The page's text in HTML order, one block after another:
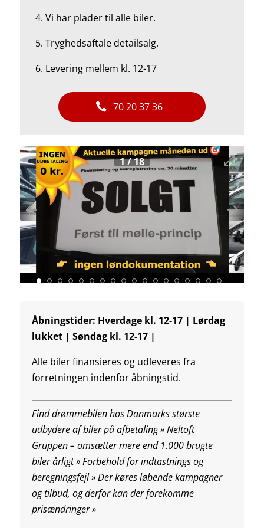
1/18
Åbningstider: Hverdage kl. 12-17 | Lørdag
lukket | Søndag kl. 12-17 |
Alle biler finansieres og udleveres fra
forretningen indenfor åbningstid.
Find drømmebilen hos Danmarks største
udbydere af biler på afbetaling » Neltoft
Gruppen – omsætter mere end 1.000 brugte
biler årligt » Forbehold for indtastnings og
beregningsfejl »Der køres løbende kampagner
og tilbud, og derfor kan der forekomme
prisændringer »
4. Vi har plader til alle biler.
5. Tryghedsaftale detailsalg.
6. Levering mellem kl. 12-17
70 20 37 36